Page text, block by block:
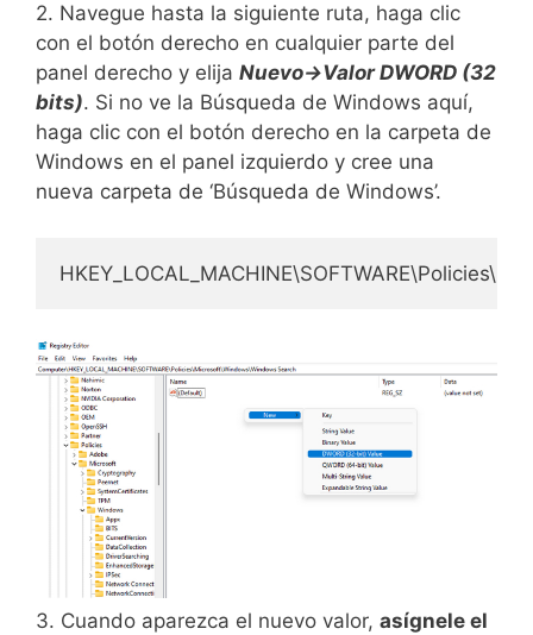
2. Navegue hasta la siguiente ruta, haga clic
con el botón derecho en cualquier parte del
panel derecho y elija Nuevo->Valor DWORD (32
bits). Si no ve la Búsqueda de Windows aquí,
haga clic con el botón derecho en la carpeta de
Windows en el panel izquierdo y cree una
nueva carpeta de ‘Búsqueda de Windows’.
3. Cuando aparezca el nuevo valor, asígnele el